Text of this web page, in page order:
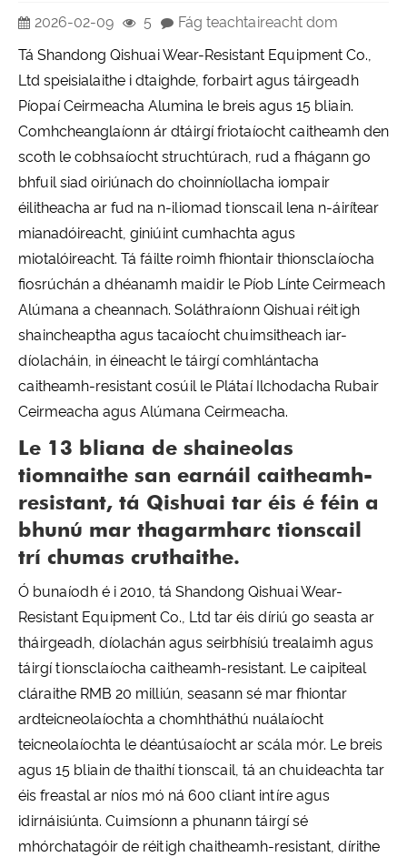
2026-02-09 5
Fág teachtaireacht dom
Tá Shandong Qishuai Wear-Resistant Equipment Co.,
Ltd speisialaithe i dtaighde, forbairt agus táirgeadh
Píopaí Ceirmeacha Alumina le breis agus 15 bliain.
Comhcheanglaíonn ár dtáirgí friotaíocht caitheamh den
scoth le cobhsaíocht struchtúrach, rud a fhágann go
bhfuil siad oiriúnach do choinníollacha iompair
éilitheacha ar fud na n-iliomad tionscail lena n-áirítear
mianadóireacht, giniúint cumhachta agus
miotalóireacht. Tá fáilte roimh fhiontair thionsclaíocha
fiosrúchán a dhéanamh maidir le Píob Línte Ceirmeach
Alúmana a cheannach. Soláthraíonn Qishuai réitigh
shaincheaptha agus tacaíocht chuimsitheach iar-
díolacháin, in éineacht le táirgí comhlántacha
caitheamh-resistant cosúil le Plátaí Ilchodacha Rubair
Ceirmeacha agus Alúmana Ceirmeacha.
Le 13 bliana de shaineolas
tiomnaithe san earnáil caitheamh-
resistant, tá Qishuai tar éis é féin a
bhunú mar thagarmharc tionscail
trí chumas cruthaithe.
Ó bunaíodh é i 2010, tá Shandong Qishuai Wear-
Resistant Equipment Co., Ltd tar éis díriú go seasta ar
tháirgeadh, díolachán agus seirbhísiú trealaimh agus
táirgí tionsclaíocha caitheamh-resistant. Le caipiteal
cláraithe RMB 20 milliún, seasann sé mar fhiontar
ardteicneolaíochta a chomhtháthú nuálaíocht
teicneolaíochta le déantúsaíocht ar scála mór. Le breis
agus 15 bliain de thaithí tionscail, tá an chuideachta tar
éis freastal ar níos mó ná 600 cliant intíre agus
idirnáisiúnta. Cuimsíonn a phunann táirgí sé
mhórchatagóir de réitigh chaitheamh-resistant, dírithe